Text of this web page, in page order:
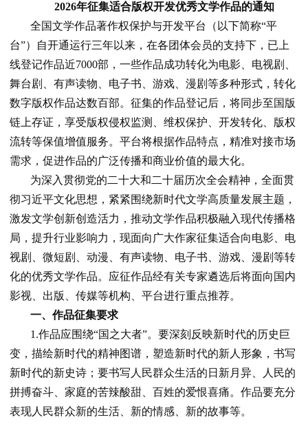
2026年征集适合版权开发优秀文学作品的通知
全国文学作品著作权保护与开发平台（以下简称“平
台”）自开通运行三年以来，在各团体会员的支持下，已上
线登记作品近7000部，一些作品成功转化为电影、电视剧、
舞台剧、有声读物、电子书、游戏、漫剧等多种形式，转化
数字版权作品达数百部。征集的作品登记后，将同步至国版
链上存证，享受版权侵权监测、维权保护、开发转化、版权
流转等保值增值服务。平台将根据作品特点，精准对接市场
需求，促进作品的广泛传播和商业价值的最大化。
为深入贯彻党的二十大和二十届历次全会精神，全面贯
彻习近平文化思想，紧紧围绕新时代文学高质量发展主题，
激发文学创新创造活力，推动文学作品积极融入现代传播格
局，提升行业影响力，现面向广大作家征集适合向电影、电
视剧、微短剧、动漫、有声读物、电子书、游戏、漫剧等转
化的优秀文学作品。应征作品经有关专家遴选后将面向国内
影视、出版、传媒等机构、平台进行重点推荐。
一、作品征集要求
1.作品应围绕“国之大者”。要深刻反映新时代的历史巨
变，描绘新时代的精神图谱，塑造新时代的新人形象，书写
新时代的新史诗；要书写人民群众生活的日新月异、人民的
拼搏奋斗、家庭的苦辣酸甜、百姓的爱恨喜痛。作品要充分
表现人民群众新的生活、新的情感、新的故事等。